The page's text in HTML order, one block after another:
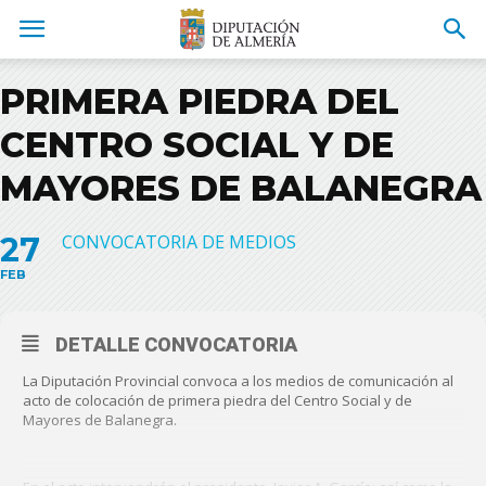
PRIMERA PIEDRA DEL
CENTRO SOCIAL Y DE
MAYORES DE BALANEGRA
27
FEB
CONVOCATORIA DE MEDIOS
DETALLE CONVOCATORIA
La Diputación Provincial convoca a los medios de comunicación al
acto de colocación de primera piedra del Centro Social y de
Mayores de Balanegra.